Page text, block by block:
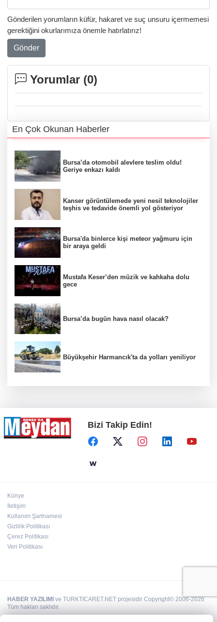
Gönderilen yorumların küfür, hakaret ve suç unsuru içermemesi
gerektiğini okurlarımıza önemle hatırlatırız!
Gönder
Yorumlar (0)
En Çok Okunan Haberler
Bursa’da otomobil alevlere teslim oldu!
Geriye enkazı kaldı
Kanser görüntülemede yeni nesil teknolojiler
teşhis ve tedavide önemli yol gösteriyor
Bursa'da binlerce kişi meteor yağmuru için
bir araya geldi
Mustafa Keser’den müzik ve kahkaha dolu
gece
Bursa’da bugün hava nasıl olacak?
Büyükşehir Harmancık'ta da yolları yeniliyor
Bizi Takip Edin!
Künye
İletişim
Kullanım Şartnamesi
Gizlilik Politikası
Çerez Politikası
Veri Politikası
HABER YAZILIMI ve TURKTICARET.NET projesidir Copyright© 2006-2026
Tüm hakları saklıdır.